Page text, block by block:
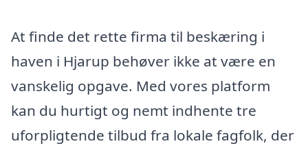
At finde det rette firma til beskæring i
haven i Hjarup behøver ikke at være en
vanskelig opgave. Med vores platform
kan du hurtigt og nemt indhente tre
uforpligtende tilbud fra lokale fagfolk, der